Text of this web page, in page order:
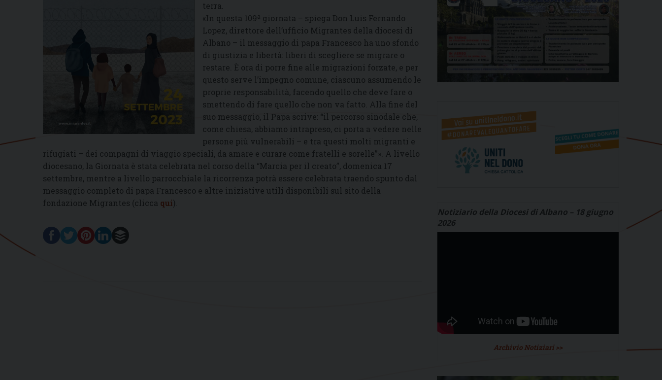
terra.
«In questa 109ª giornata – spiega Don Luis Fernando
Lopez, direttore dell’ufficio Migrantes della diocesi di
Albano – il messaggio di papa Francesco ha uno sfondo
di giustizia e libertà: liberi di scegliere se migrare o
restare. È ora di porre fine alle migrazioni forzate, e per
questo serve l’impegno comune, ciascuno assumendo le
proprie responsabilità, facendo quello che deve fare o
smettendo di fare quello che non va fatto. Alla fine del
suo messaggio, il Papa scrive: “il percorso sinodale che,
come chiesa, abbiamo intrapreso, ci porta a vedere nelle
persone più vulnerabili – e tra questi molti migranti e
rifugiati – dei compagni di viaggio speciali, da amare e curare come fratelli e sorelle”». A livello
diocesano, la Giornata è stata celebrata nel corso della “Marcia per il creato”, domenica 17
settembre, mentre a livello parrocchiale la ricorrenza potrà essere celebrata traendo spunto dal
messaggio completo di papa Francesco e altre iniziative utili disponibili sul sito della
fondazione Migrantes (clicca qui).
Notiziario della Diocesi di Albano – 18 giugno
2026
Archivio Notiziari >>